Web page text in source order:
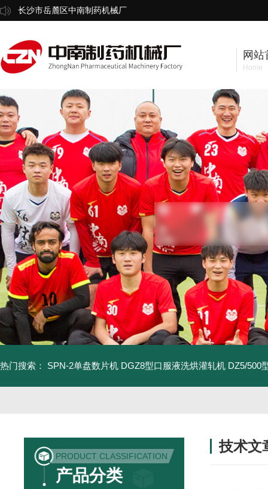
长沙市岳麓区中南制药机械厂
网站
Home
热门搜索： SPN-2单盘数片机 DGZ8型口服液洗烘灌轧机 DZ5/500
PRODUCT CLASSIFICATION
产品分类
技术文